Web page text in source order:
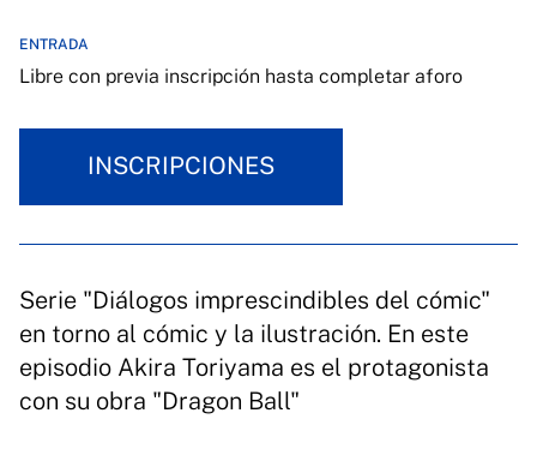
ENTRADA
Libre con previa inscripción hasta completar aforo
INSCRIPCIONES
Serie "Diálogos imprescindibles del cómic"
en torno al cómic y la ilustración. En este
episodio Akira Toriyama es el protagonista
con su obra "Dragon Ball"